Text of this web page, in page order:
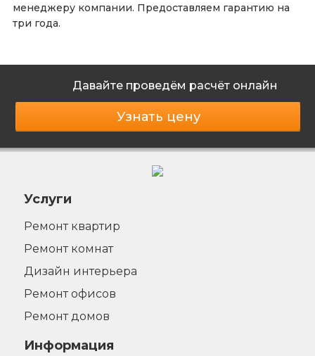
менеджеру компании. Предоставляем гарантию на
три года.
Давайте проведём расчёт онлайн
Узнать цену
Услуги
Ремонт квартир
Ремонт комнат
Дизайн интерьера
Ремонт офисов
Ремонт домов
Информация